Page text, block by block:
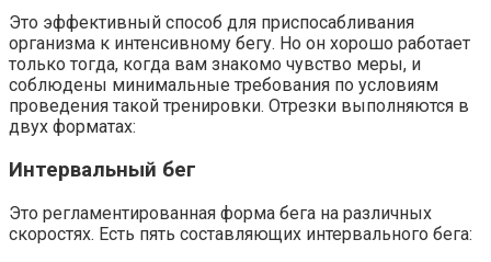
Это эффективный способ для приспосабливания
организма к интенсивному бегу. Но он хорошо работает
только тогда, когда вам знакомо чувство меры, и
соблюдены минимальные требования по условиям
проведения такой тренировки. Отрезки выполняются в
двух форматах:
Интервальный бег
Это регламентированная форма бега на различных
скоростях. Есть пять составляющих интервального бега: